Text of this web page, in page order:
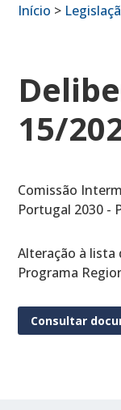
Início >
15/
Comissão
Portugal 2030 -
Alteração à
Programa
Consultar